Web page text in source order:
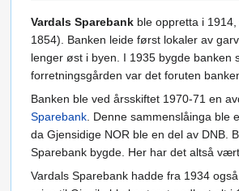
Hopp
til
navigering
Hopp
til
søk
Vardals Sparebank ble oppretta i
1854). Banken leide først lokaler av
lenger øst i byen. I 1935 bygde banken
forretningsgården var det foruten
Banken ble ved årsskiftet 1970-71 en
Sparebank. Denne sammenslåinga ble
da Gjensidige NOR ble en del av DNB.
Sparebank bygde. Her har det altså
Vardals Sparebank hadde fra 1934